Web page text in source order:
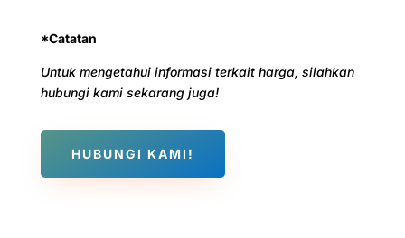
*Catatan
Untuk mengetahui informasi terkait harga, silahkan
hubungi kami sekarang juga!
HUBUNGI KAMI!